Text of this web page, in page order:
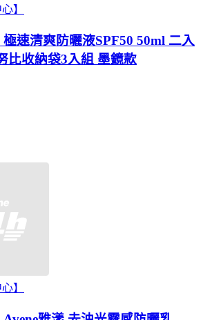
】
極速清爽防曬液SPF50 50ml 二入
比收納袋3入組 墨鏡款
】